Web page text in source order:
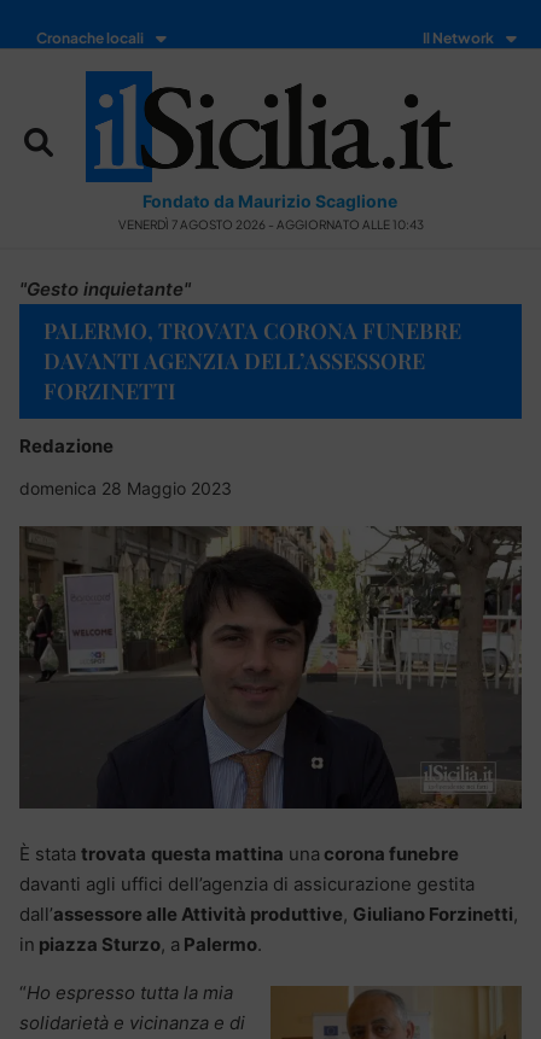
Cronache locali Il Network
Fondato da Maurizio Scaglione
VENERDÌ 7 AGOSTO 2026 - AGGIORNATO ALLE 10:43
"Gesto inquietante"
PALERMO, TROVATA CORONA FUNEBRE
DAVANTI AGENZIA DELL’ASSESSORE
FORZINETTI
Redazione
domenica 28 Maggio 2023
È stata trovata questa mattina una corona funebre
davanti agli uffici dell’agenzia di assicurazione gestita
dall’assessore alle Attività produttive, Giuliano Forzinetti,
in piazza Sturzo, a Palermo.
“Ho espresso tutta la mia
solidarietà e vicinanza e di